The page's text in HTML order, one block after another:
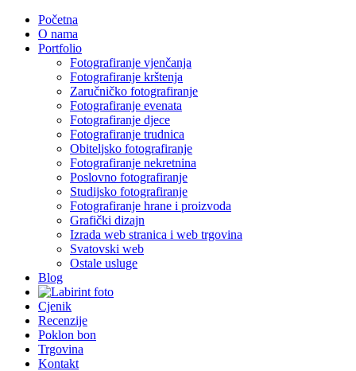
Početna
O nama
Portfolio
Fotografiranje vjenčanja
Fotografiranje krštenja
Zaručničko fotografiranje
Fotografiranje evenata
Fotografiranje djece
Fotografiranje trudnica
Obiteljsko fotografiranje
Fotografiranje nekretnina
Poslovno fotografiranje
Studijsko fotografiranje
Fotografiranje hrane i proizvoda
Grafički dizajn
Izrada web stranica i web trgovina
Svatovski web
Ostale usluge
Blog
Cjenik
Recenzije
Poklon bon
Trgovina
Kontakt